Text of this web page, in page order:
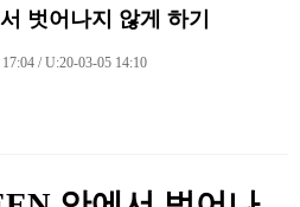
벗어나지 않게 하기
/ U:20-03-05 14:10